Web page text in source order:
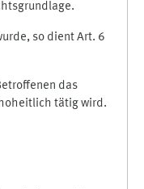
so dient Art. 6
das
tätig wird.